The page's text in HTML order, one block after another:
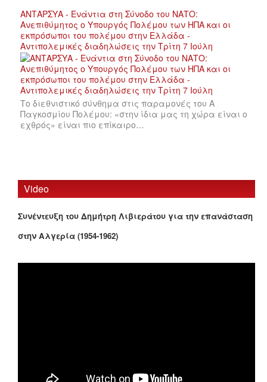
ΑΝΤΑΡΣΥΑ - Ενάντια στη Σύνοδο του ΝΑΤΟ:
Ανεπιθύμητος ο Υπουργός Πολέμου των ΗΠΑ και οι
εκπρόσωποι του πολέμου στην Ελλάδα -
Αντιπολεμικές διαδηλώσεις την Τρίτη 7 Ιούλη
Το διεθνιστικό σύνθημα στις παραμονές του Α
Παγκοσμίου Πολέμου: «στην ίδια μας τη χώρα είναι ο
εχθρός» είναι πιο επίκαιρο…
Video
Συνέντευξη του Δημήτρη Λιβιεράτου για την επανάσταση
στην Αλγερία (1954-1962)